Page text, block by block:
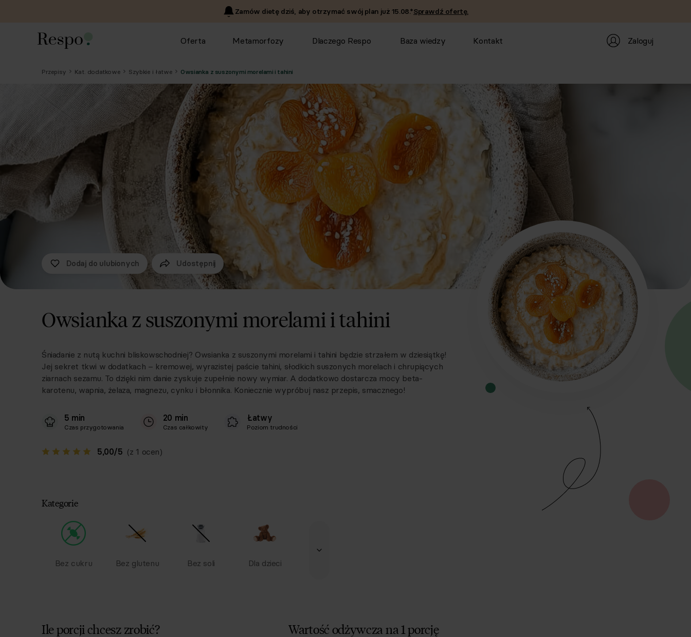
Zamów dietę dziś, aby otrzymać swój plan już 15.08.*Sprawdź ofertę.
Oferta Metamorfozy Dlaczego Respo Baza wiedzy Kontakt Zaloguj
Przepisy Kat. dodatkowe Szybkie i łatwe Owsianka z suszonymi morelami i tahini
Dodaj do ulubionych Udostępnij
Owsianka z suszonymi morelami i tahini
Śniadanie z nutą kuchni bliskowschodniej? Owsianka z suszonymi morelami i tahini będzie strzałem w dziesiątkę!
Jej sekret tkwi w dodatkach – kremowej, wyrazistej paście tahini, słodkich suszonych morelach i chrupiących
ziarnach sezamu. To dzięki nim danie zyskuje zupełnie nowy wymiar. A dodatkowo dostarcza mocy beta-
karotenu, wapnia, żelaza, magnezu, cynku i błonnika. Koniecznie wypróbuj nasz przepis, smacznego!
5 min
Czas przygotowania
20 min
Czas całkowity
Łatwy
Poziom trudności
5,00/5 (z 1 ocen)
Kategorie
Bez cukru Bez glutenu Bez soli Dla dzieci
Ile porcji chcesz zrobić? Wartość odżywcza na 1 porcję